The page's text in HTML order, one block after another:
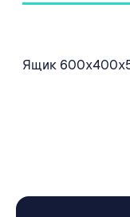
Ящик